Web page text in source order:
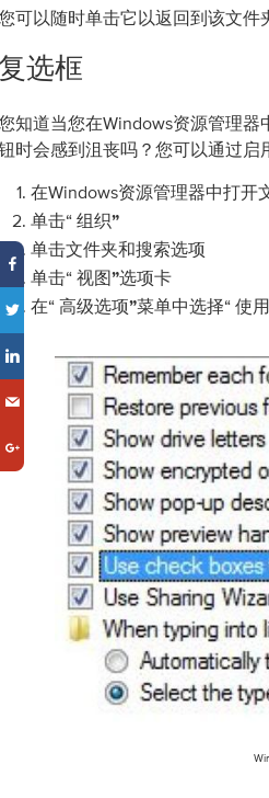
可以随时单击它以返回到该文件
选框
知道当您在Windows资源管理
时会感到沮丧吗？您可以通过
在Windows资源管理器中打开
单击“ 组织”
单击文件夹和搜索选项
单击“ 视图”选项卡
在“ 高级选项”菜单中选择“ 使